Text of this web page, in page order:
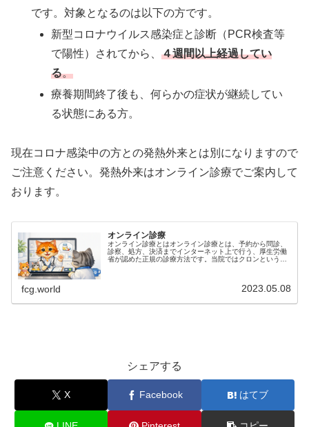
です。対象となるのは以下の方です。
新型コロナウイルス感染症と診断（PCR検査等
で陽性）されてから、４週間以上経過してい
る。
療養期間終了後も、何らかの症状が継続してい
る状態にある方。
現在コロナ感染中の方との発熱外来とは別になりますので
ご注意ください。発熱外来はオンライン診療でご案内して
おります。
オンライン診療
オンライン診療とはオンライン診療とは、予約から問診、
診察、処方、決済までインターネット上で行う、厚生労働
省が認めた正規の診療方法です。当院ではクロンというオ
fcg.world 2023.05.08
シェアする
X Facebook はてブ